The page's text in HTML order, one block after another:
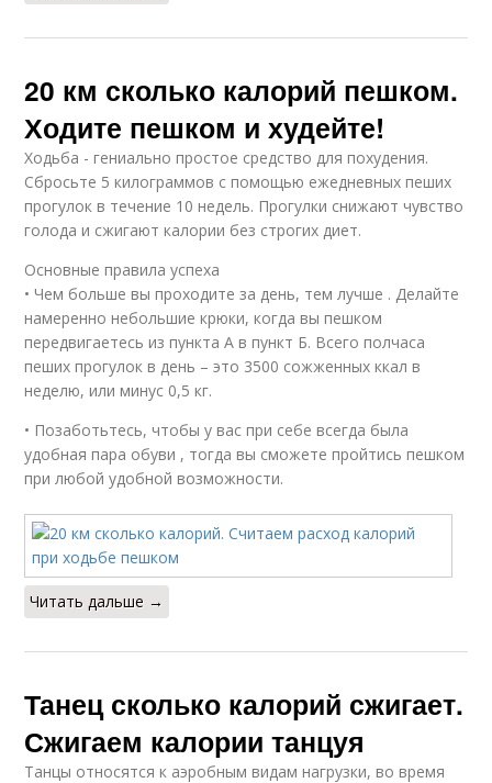
20 км сколько калорий пешком.
Ходите пешком и худейте!
Ходьба - гениально простое средство для похудения.
Сбросьте 5 килограммов с помощью ежедневных пеших
прогулок в течение 10 недель. Прогулки снижают чувство
голода и сжигают калории без строгих диет.
Основные правила успеха
• Чем больше вы проходите за день, тем лучше . Делайте
намеренно небольшие крюки, когда вы пешком
передвигаетесь из пункта А в пункт Б. Всего полчаса
пеших прогулок в день – это 3500 сожженных ккал в
неделю, или минус 0,5 кг.
• Позаботьтесь, чтобы у вас при себе всегда была
удобная пара обуви , тогда вы сможете пройтись пешком
при любой удобной возможности.
Читать дальше →
Танец сколько калорий сжигает.
Сжигаем калории танцуя
Танцы относятся к аэробным видам нагрузки, во время